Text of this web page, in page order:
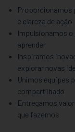
Proporcionamos
e clareza de ação
Impulsionamos
aprender
Inspiramos
explorar novas
Unimos equipes
compartilhado
Entregamos
que fazemos